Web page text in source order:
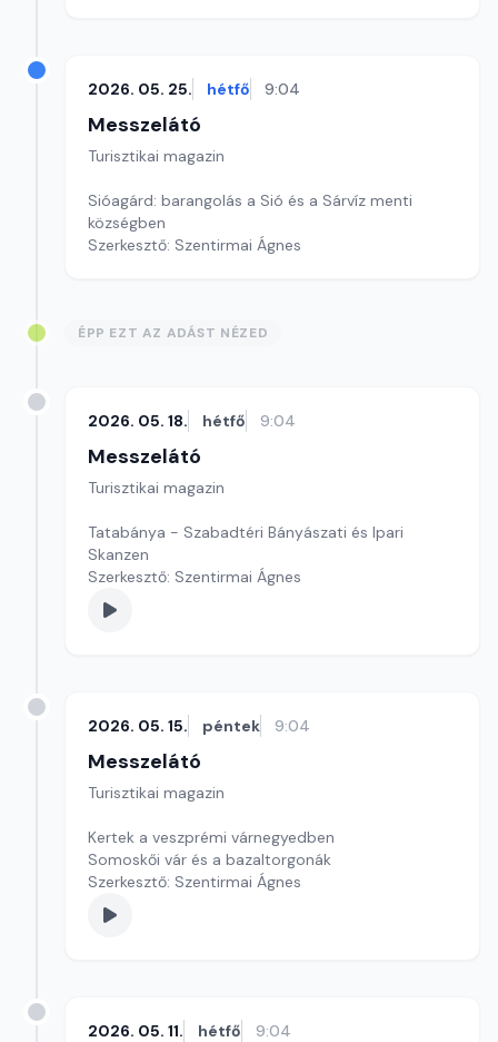
2026. 05. 25. hétfő 9:04
Messzelátó
Turisztikai magazin
Sióagárd: barangolás a Sió és a Sárvíz menti
községben
Szerkesztő: Szentirmai Ágnes
ÉPP EZT AZ ADÁST NÉZED
2026. 05. 18. hétfő 9:04
Messzelátó
Turisztikai magazin
Tatabánya - Szabadtéri Bányászati és Ipari
Skanzen
Szerkesztő: Szentirmai Ágnes
2026. 05. 15. péntek 9:04
Messzelátó
Turisztikai magazin
Kertek a veszprémi várnegyedben
Somoskői vár és a bazaltorgonák
Szerkesztő: Szentirmai Ágnes
2026. 05. 11. hétfő 9:04